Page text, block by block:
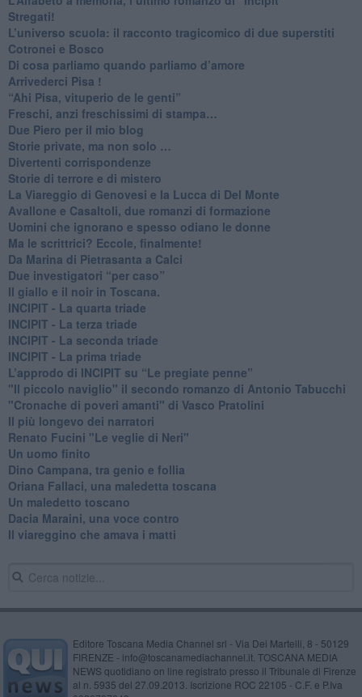
​Stregati!
L’universo scuola: il racconto tragicomico di due superstiti
Cotronei e Bosco
Di cosa parliamo quando parliamo d’amore
Arrivederci Pisa !
​“Ahi Pisa, vituperio de le genti”
Freschi, anzi freschissimi di stampa…
​Due Piero per il mio blog
​Storie private, ma non solo …
Divertenti corrispondenze
Storie di terrore e di mistero
La Viareggio di Genovesi e la Lucca di Del Monte
Avallone e Casaltoli, due romanzi di formazione
​Uomini che ignorano e spesso odiano le donne
Ma le scrittrici? Eccole, finalmente!
Da Marina di Pietrasanta a Calci
​Due investigatori “per caso”
​Il giallo e il noir in Toscana.
INCIPIT - La quarta triade
INCIPIT - La terza triade
INCIPIT - La seconda triade
INCIPIT - La prima triade
L’approdo di INCIPIT su “Le pregiate penne”
​"Il piccolo naviglio" il secondo romanzo di Antonio Tabucchi
​"Cronache di poveri amanti" di Vasco Pratolini
​Il più longevo dei narratori
Renato Fucini "Le veglie di Neri"
Un uomo finito
​Dino Campana, tra genio e follia
​Oriana Fallaci, una maledetta toscana
​Un maledetto toscano
​Dacia Maraini, una voce contro
​Il viareggino che amava i matti
Editore Toscana Media Channel srl - Via Dei Martelli, 8 - 50129
FIRENZE - info@toscanamediachannel.it. TOSCANA MEDIA
NEWS quotidiano on line registrato presso il Tribunale di Firenze
al n. 5935 del 27.09.2013. Iscrizione ROC 22105 - C.F. e P.Iva